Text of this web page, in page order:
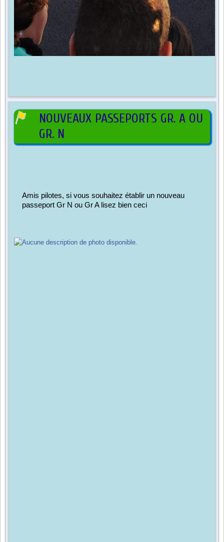
NOUVEAUX PASSEPORTS GR. A OU
GR. N
Amis pilotes, si vous souhaitez établir un nouveau
passeport Gr N ou Gr A lisez bien ceci